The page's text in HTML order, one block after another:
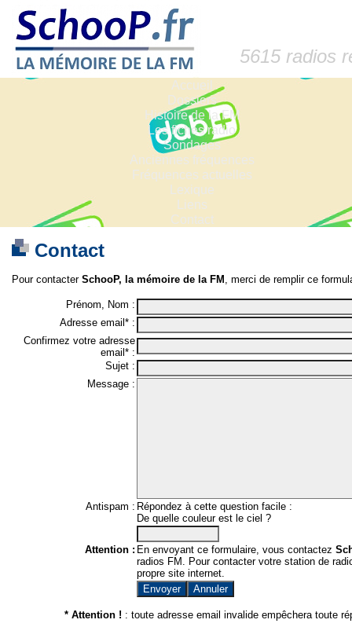
5615 radios
Accueil
Dossiers
Histoire de la FM
Les fiches radio
Sondages
Anciennes fréquences
Fréquences actuelles
Lexique
Liens
Contact
Contact
Pour contacter SchooP, la mémoire de la FM , merci de remplir ce
Prénom, Nom :
Adresse email* :
Confirmez votre adresse
email* :
Sujet :
Message :
Antispam : Répondez à cette question facile :
De quelle couleur est le ciel ?
Attention : En envoyant ce formulaire, vous contactez
radios FM. Pour contacter votre station de
propre site internet.
* Attention ! : toute adresse email invalide empêchera toute